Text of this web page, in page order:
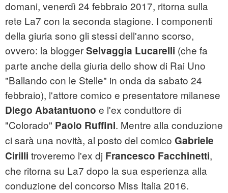
domani, venerdì 24 febbraio 2017, ritorna sulla
rete La7 con la seconda stagione. I componenti
della giuria sono gli stessi dell'anno scorso,
ovvero: la bloggerSelvaggia Lucarelli (che fa
parte anche della giuria dello show di Rai Uno
"Ballando con le Stelle" in onda da sabato 24
febbraio), l'attore comico e presentatore milanese
Diego Abatantuono e l'ex conduttore di
"Colorado" Paolo Ruffini. Mentre alla conduzione
ci sarà una novità, al posto del comico Gabriele
Cirilli troveremo l'ex dj Francesco Facchinetti,
che ritorna su La7 dopo la sua esperienza alla
conduzione del concorso Miss Italia 2016.